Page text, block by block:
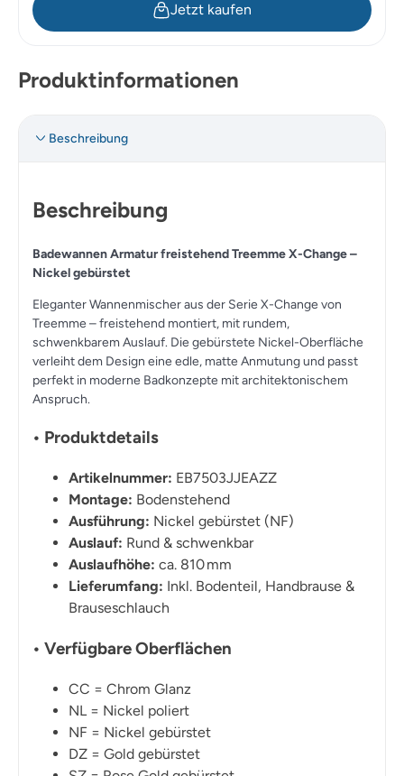
Jetzt kaufen
Produktinformationen
Beschreibung
Beschreibung
Badewannen Armatur freistehend Treemme X-Change –
Nickel gebürstet
Eleganter Wannenmischer aus der SerieX-Changevon
Treemme – freistehend montiert, mit rundem,
schwenkbarem Auslauf. Die gebürstete Nickel-Oberfläche
verleiht dem Design eine edle, matte Anmutung und passt
perfekt in moderne Badkonzepte mit architektonischem
Anspruch.
• Produktdetails
Artikelnummer: EB7503JJEAZZ
Montage: Bodenstehend
Ausführung: Nickel gebürstet (NF)
Auslauf: Rund & schwenkbar
Auslaufhöhe: ca. 810 mm
Lieferumfang: Inkl. Bodenteil, Handbrause &
Brauseschlauch
• Verfügbare Oberflächen
CC = Chrom Glanz
NL = Nickel poliert
NF = Nickel gebürstet
DZ = Gold gebürstet